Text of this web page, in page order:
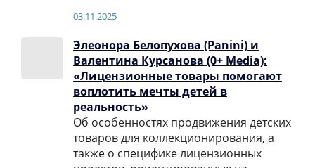
03.11.2025
Элеонора Белопухова (Panini) и
Валентина Курсанова (0+ Media):
«Лицензионные товары помогают
воплотить мечты детей в
реальность»
Об особенностях продвижения детских
товаров для коллекционирования, а
также о специфике лицензионных